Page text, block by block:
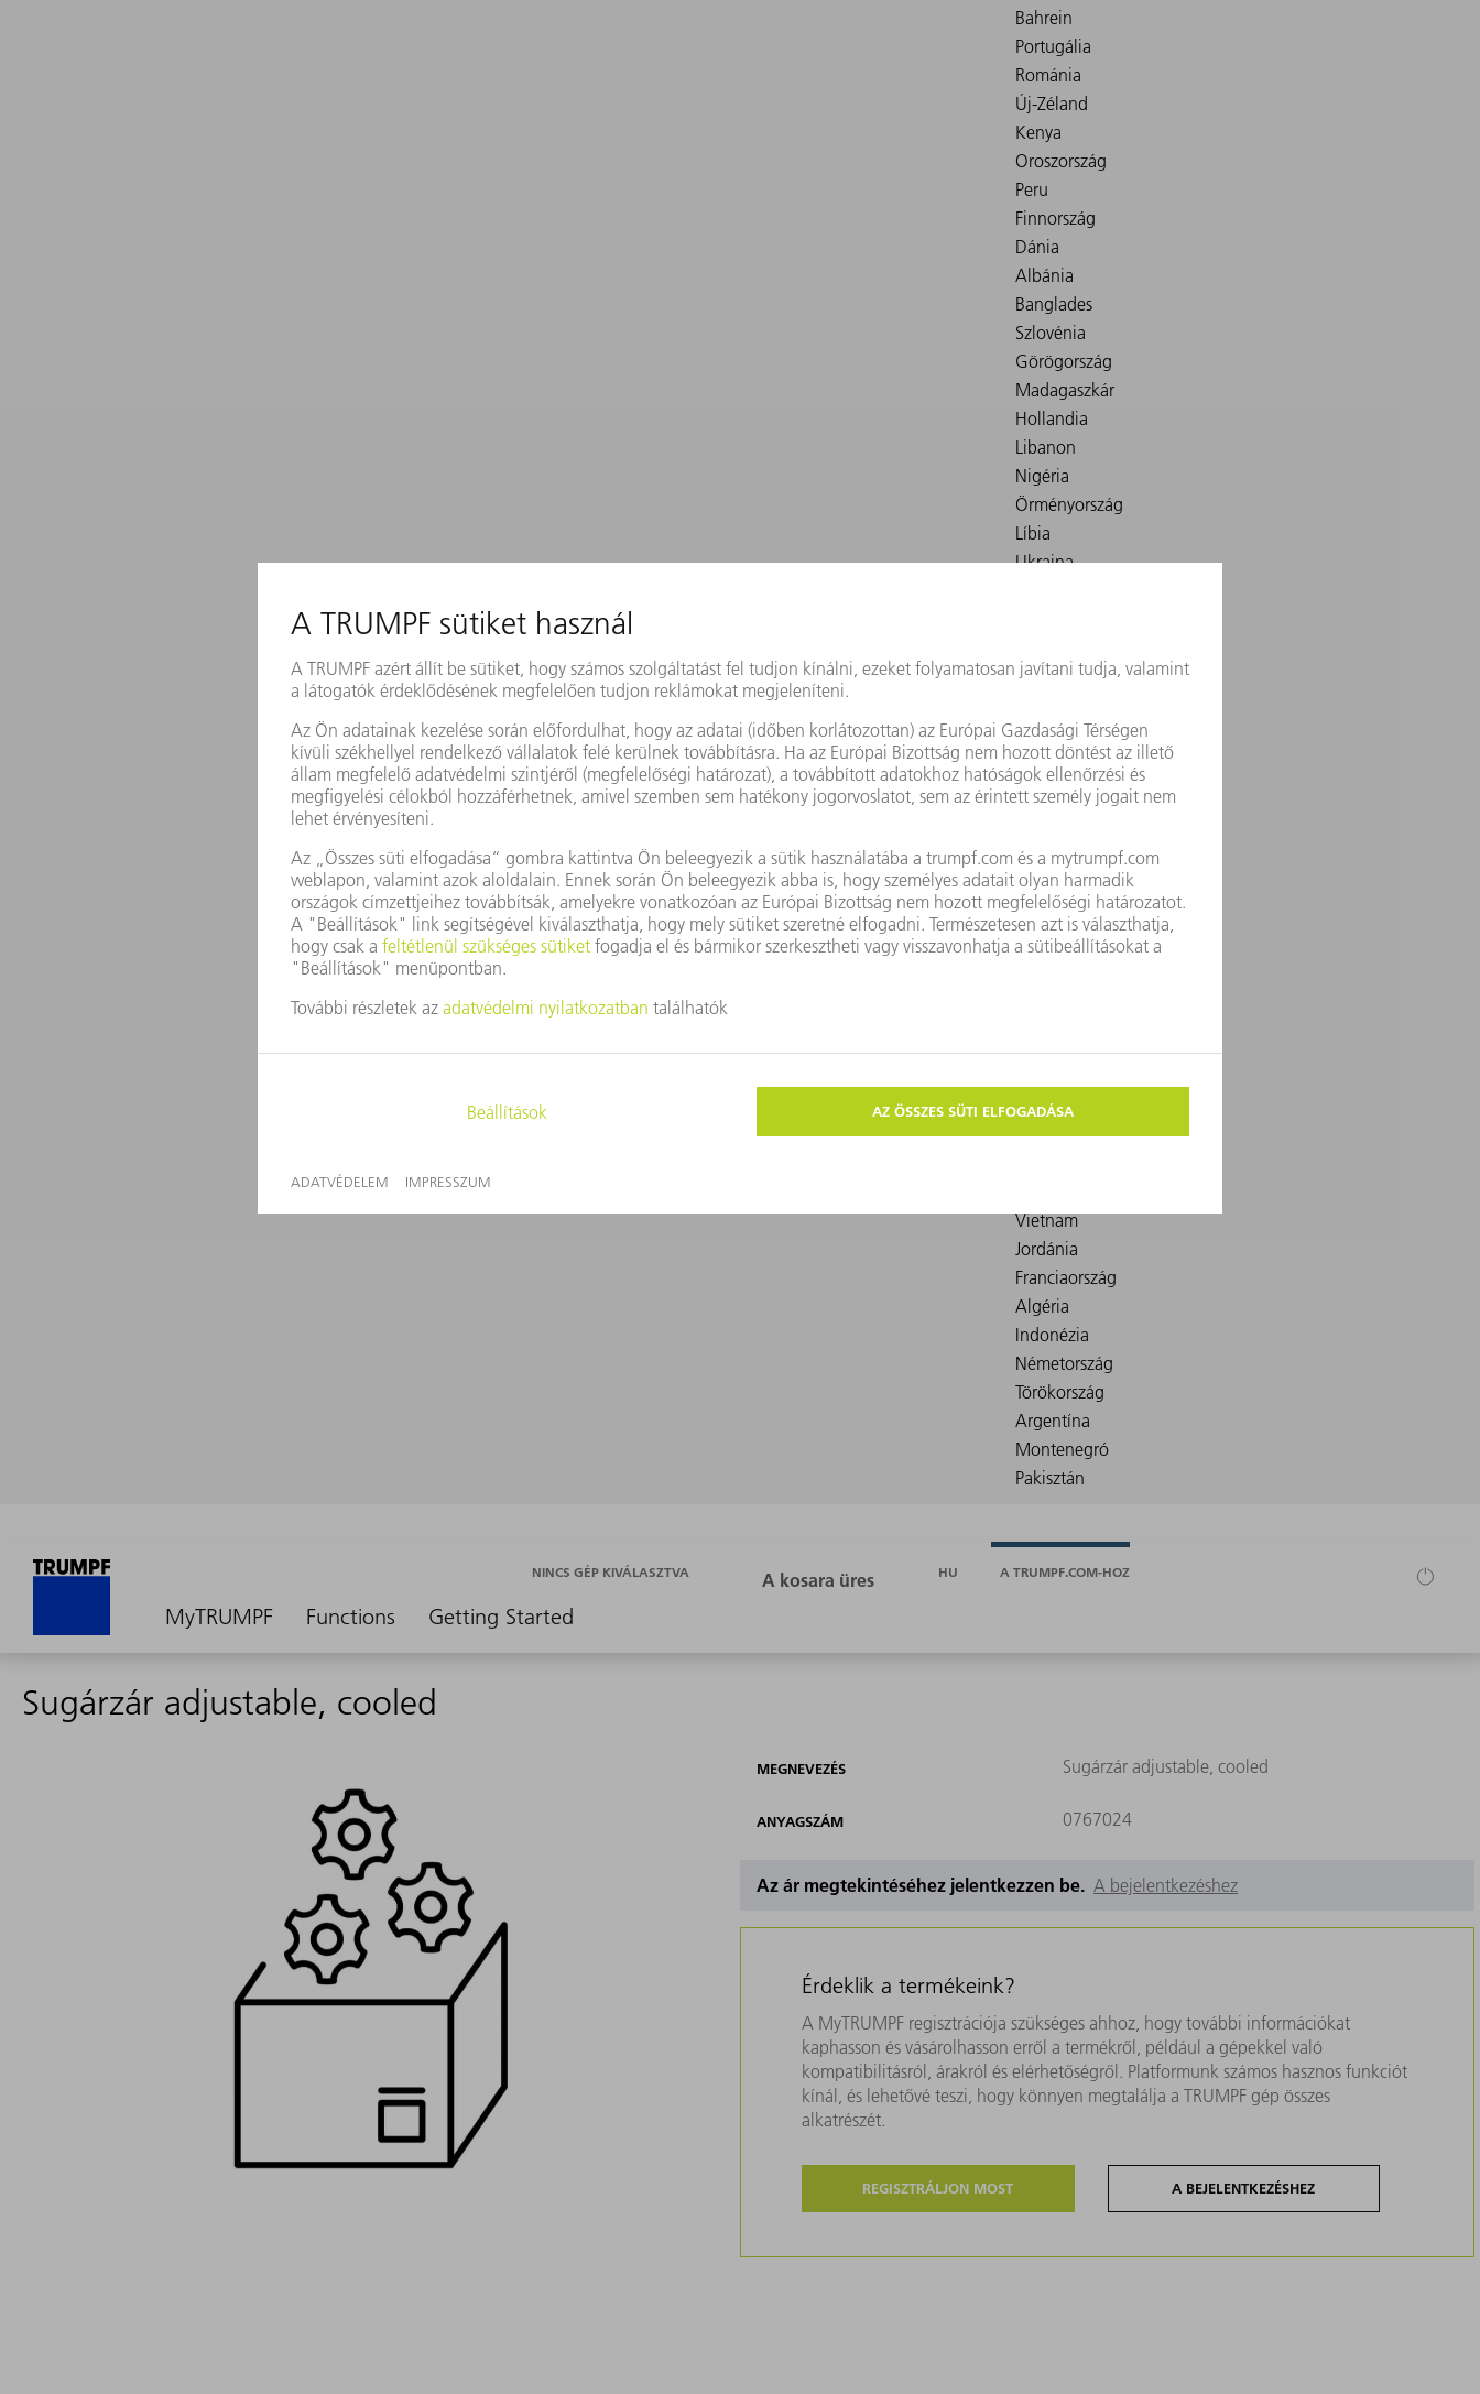
MyTRUMPF Functions Getting Started
NINCS GÉP KIVÁLASZTVA HU A TRUMPF.COM-HOZ
Sugárzár adjustable, cooled
MEGNEVEZÉS Sugárzár adjustable, cooled
ANYAGSZÁM 0767024
Az ár megtekintéséhez jelentkezzen be. A bejelentkezéshez
Érdeklik a termékeink?
A MyTRUMPF regisztrációja szükséges ahhoz, hogy további információkat
kaphasson és vásárolhasson erről a termékről, például a gépekkel való
kompatibilitásról, árakról és elérhetőségről. Platformunk számos hasznos funkciót
kínál, és lehetővé teszi, hogy könnyen megtalálja a TRUMPF gép összes
alkatrészét.
REGISZTRÁLJON MOST A BEJELENTKEZÉSHEZ